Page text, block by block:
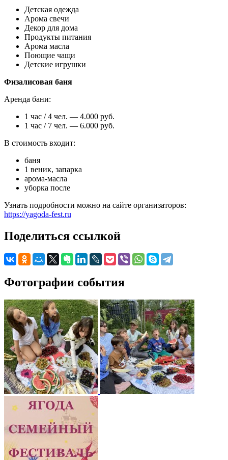
Детская одежда
Арома свечи
Декор для дома
Продукты питания
Арома масла
Поющие чащи
Детские игрушки
Физалисовая баня
Аренда бани:
1 час / 4 чел. — 4.000 руб.
1 час / 7 чел. — 6.000 руб.
В стоимость входит:
баня
1 веник, запарка
арома-масла
уборка после
Узнать подробности можно на сайте организаторов:
https://yagoda-fest.ru
Поделиться ссылкой
Фотографии события